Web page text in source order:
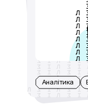
Аналітика